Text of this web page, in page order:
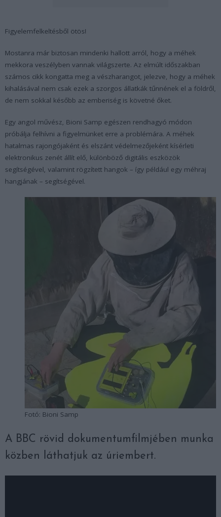
Figyelemfelkeltésből ötös!
Mostanra már biztosan mindenki hallott arról, hogy a méhek
mekkora veszélyben vannak világszerte. Az elmúlt időszakban
számos cikk kongatta meg a vészharangot, jelezve, hogy a méhek
kihalásával nem csak ezek a szorgos állatkák tűnnének el a földről,
de nem sokkal később az emberiség is követné őket.
Egy angol művész, Bioni Samp egészen rendhagyó módon
próbálja felhívni a figyelmünket erre a problémára. A méhek
hatalmas rajongójaként és elszánt védelmezőjeként kísérleti
elektronikus zenét állít elő, különböző digitális eszközök
segítségével, valamint rögzített hangok – így például egy méhraj
hangjának – segítségével.
Fotó: Bioni Samp
A BBC rövid dokumentumfilmjében munka
közben láthatjuk az úriembert.